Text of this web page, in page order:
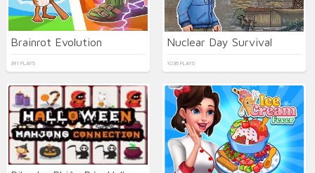
Brainrot Evolution
391 PLAYS
Nuclear Day Survival
1036 PLAYS